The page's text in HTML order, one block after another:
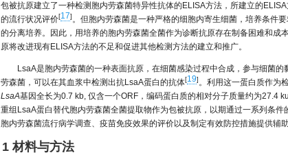
包被抗原建立了一种检测胞内劳森菌特异性抗体的ELISA方法，所建立的
的流行状况评价[17]。但胞内劳森菌是一种严格的细胞内寄生细菌，培养条件要
的分离培养。因此，用培养的胞内劳森菌全菌作为诊断抗原存在制备困难和成
原将改进现有ELISA方法的不足和促进其他检测方法的建立和推广。
LsaA是胞内劳森菌的一种表面抗原，在细菌感染过程中合成，参与细菌
劳森菌，可以在其血浆中检测出抗LsaA蛋白的抗体[19]。利用这一蛋白质作为
LsaA基因全长为0.7 kb, 仅含一个ORF，编码蛋白质的相对分子质量约为27.4 ku
重组LsaA蛋白替代胞内劳森菌全菌提取物作为包被抗原，以期通过一系列条
胞内劳森菌流行病学调查、疫苗免疫效果的评价以及制定有效防控措施提供辅助
1 材料与方法